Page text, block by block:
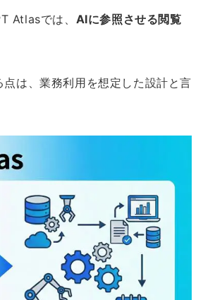
Atlasでは、 AIに参照させる閲覧
は、業務利用を想定した設計と言